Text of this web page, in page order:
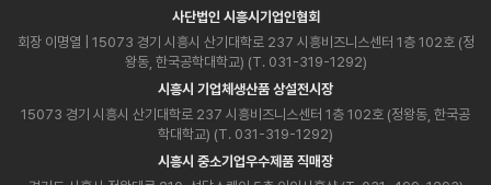
사단법인 시흥시기업인협회
회장 이명열 | 15073 경기 시흥시 산기대학로 237 시흥비즈니스센터 1층 102호 (정
왕동, 한국공학대학교) (T. 031-319-1292)
시흥시 기업체생산품 상설전시장
15073 경기 시흥시 산기대학로 237 시흥비즈니스센터 1층 102호 (정왕동, 한국공
학대학교) (T. 031-319-1292)
시흥시 중소기업우수제품 직매장